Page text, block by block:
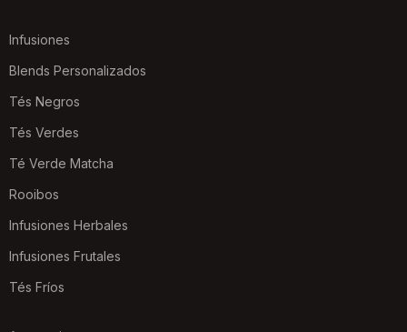
Infusiones
Blends Personalizados
Tés Negros
Tés Verdes
Té Verde Matcha
Rooibos
Infusiones Herbales
Infusiones Frutales
Tés Fríos